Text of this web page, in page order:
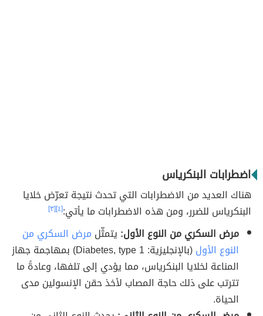
اضطرابات البنكرياس
هناك العديد من الاضطرابات التي تحدث نتيجة تعرّض خلايا
البنكرياس للضرر، ومن هذه الاضطرابات ما يأتي:[٤] [٣]
مرض السكري من النوع الأول: يتمثّل مرض السكري من
النوع الأول
(بالإنجليزية: Diabetes, type 1) بمهاجمة جهاز
المناعة لخلايا البنكرياس، مما يؤدي إلى تلفها، وعادةً ما
تترتب على ذلك حاجة المصاب لأخذ حقن الإنسولين مدى
الحياة.